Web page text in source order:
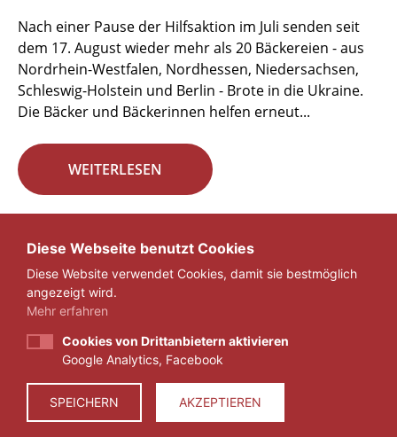
Nach einer Pause der Hilfsaktion im Juli senden seit
dem 17. August wieder mehr als 20 Bäckereien - aus
Nordrhein-Westfalen, Nordhessen, Niedersachsen,
Schleswig-Holstein und Berlin - Brote in die Ukraine.
Die Bäcker und Bäckerinnen helfen erneut...
WEITERLESEN
« 1 ... 7 8 9 ... 29 »
IMPRESSUM
DATENSCHUTZ
© 2026 ZEIT FÜR VERANTWORTUNG E.V.
Diese Webseite benutzt Cookies
Diese Website verwendet Cookies, damit sie bestmöglich
angezeigt wird.
Mehr erfahren
Cookies von Drittanbietern aktivieren
Google Analytics, Facebook
SPEICHERN AKZEPTIEREN